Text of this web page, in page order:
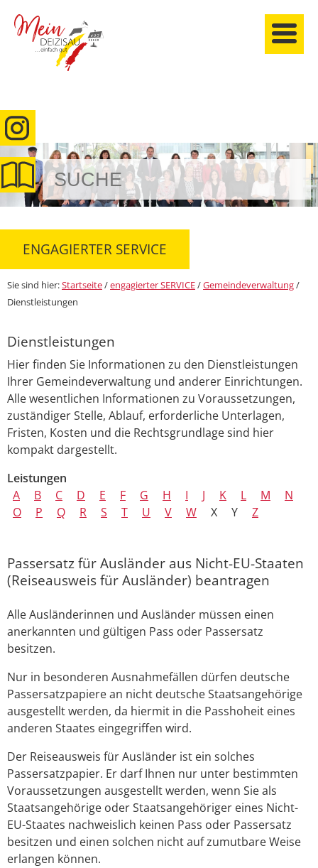
anmelden
ENGAGIERTER SERVICE
Sie sind hier:Startseite/engagierter SERVICE/Gemeindeverwaltung/
Dienstleistungen
Dienstleistungen
Hier finden Sie Informationen zu den Dienstleistungen
Ihrer Gemeindeverwaltung und anderer Einrichtungen.
Alle wesentlichen Informationen zu Voraussetzungen,
zuständiger Stelle, Ablauf, erforderliche Unterlagen,
Fristen, Kosten und die Rechtsgrundlage sind hier
kompakt dargestellt.
Leistungen
A
B C D E F G H I J K L M
N
O
P Q R S T U V W X Y Z
Passersatz für Ausländer aus Nicht-EU-Staaten
(Reiseausweis für Ausländer) beantragen
Alle Ausländerinnen und Ausländer müssen einen
anerkannten und gültigen Pass oder Passersatz
besitzen.
Nur in besonderen Ausnahmefällen dürfen deutsche
Passersatzpapiere an nicht deutsche Staatsangehörige
ausgestellt werden, da hiermit in die Passhoheit eines
anderen Staates eingegriffen wird.
Der Reiseausweis für Ausländer ist ein solches
Passersatzpapier. Er darf Ihnen nur unter bestimmten
Voraussetzungen ausgestellt werden, wenn Sie als
Staatsangehörige oder Staatsangehöriger eines Nicht-
EU-Staates nachweislich keinen Pass oder Passersatz
besitzen und einen solchen nicht auf zumutbare Weise
erlangen können.